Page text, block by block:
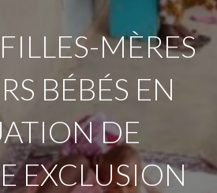
MÈRES
BÉBÉS EN
DE
EXCLUSION